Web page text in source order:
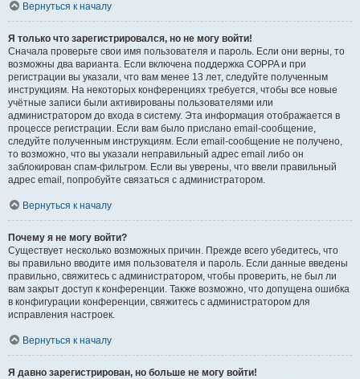
Вернуться к началу
Я только что зарегистрировался, но не могу войти!
Сначала проверьте свои имя пользователя и пароль. Если они верны, то
возможны два варианта. Если включена поддержка COPPA и при
регистрации вы указали, что вам менее 13 лет, следуйте полученным
инструкциям. На некоторых конференциях требуется, чтобы все новые
учётные записи были активированы пользователями или
администратором до входа в систему. Эта информация отображается в
процессе регистрации. Если вам было прислано email-сообщение,
следуйте полученным инструкциям. Если email-сообщение не получено,
то возможно, что вы указали неправильный адрес email либо он
заблокирован спам-фильтром. Если вы уверены, что ввели правильный
адрес email, попробуйте связаться с администратором.
Вернуться к началу
Почему я не могу войти?
Существует несколько возможных причин. Прежде всего убедитесь, что
вы правильно вводите имя пользователя и пароль. Если данные введены
правильно, свяжитесь с администратором, чтобы проверить, не был ли
вам закрыт доступ к конференции. Также возможно, что допущена ошибка
в конфигурации конференции, свяжитесь с администратором для
исправления настроек.
Вернуться к началу
Я давно зарегистрирован, но больше не могу войти!